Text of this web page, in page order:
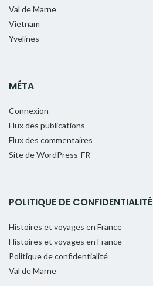
Val de Marne
Vietnam
Yvelines
MÉTA
Connexion
Flux des publications
Flux des commentaires
Site de WordPress-FR
POLITIQUE DE CONFIDENTIALITÉ
Histoires et voyages en France
Histoires et voyages en France
Politique de confidentialité
Val de Marne